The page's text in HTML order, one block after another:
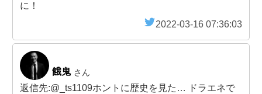
に！
2022-03-16 07:36:03
餓鬼 さん
返信先:@_ts1109ホントに歴史を見た… ドラエネで